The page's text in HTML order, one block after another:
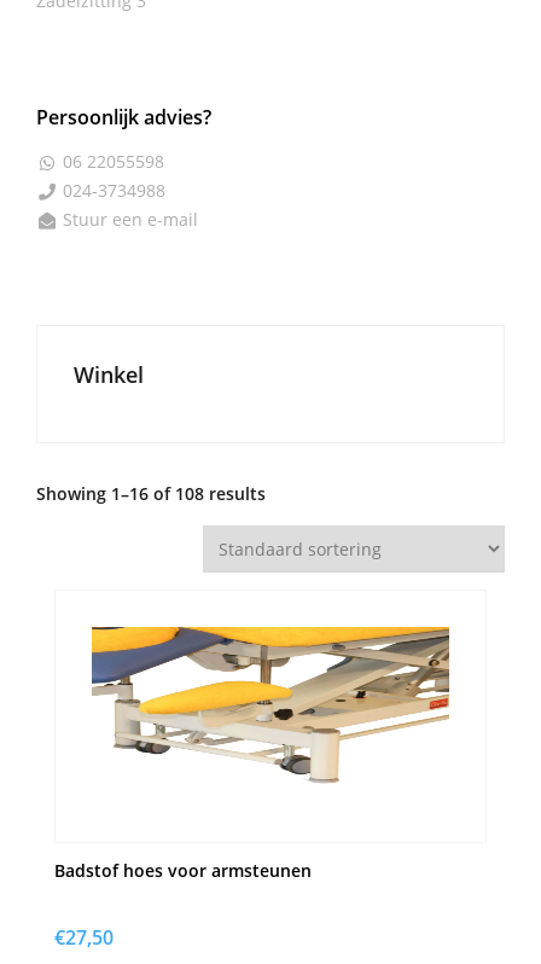
Persoonlijk advies?
 06 22055598
 024-3734988
 Stuur een e-mail
Winkel
Showing 1–16 of 108 results
Badstof hoes voor armsteunen
€27,50